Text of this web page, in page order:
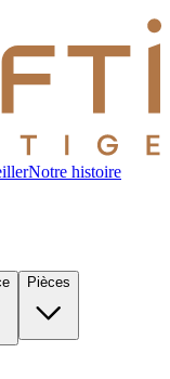
Notre histoire
Pièces